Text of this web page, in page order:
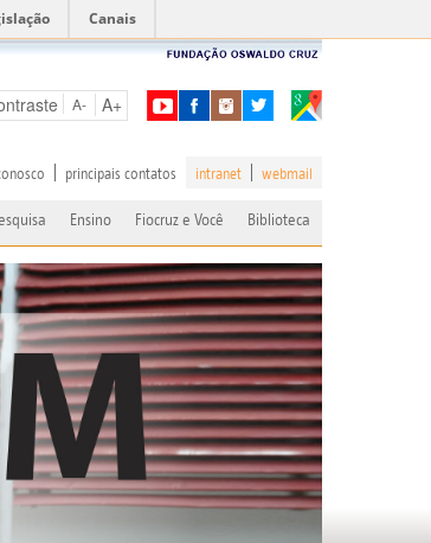
Canais
A- A+
principais contatos intranet webmail
Ensino Fiocruz e Você Biblioteca